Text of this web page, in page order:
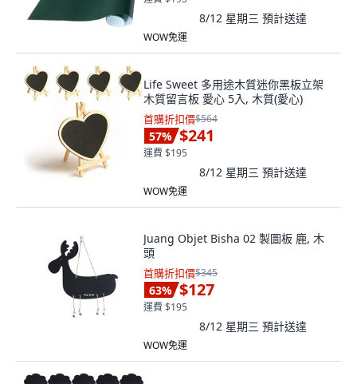
8/12 星期三 預計送達
WOW免運
Life Sweet 多用途木質迷你黑板立架
木質留言板 愛心 5入, 木質(愛心)
首購折扣價$564
57% $241
運費 $195
8/12 星期三 預計送達
WOW免運
Juang Objet Bisha 02 製圖板 鹿, 木
頭
首購折扣價$345
63% $127
運費 $195
8/12 星期三 預計送達
WOW免運